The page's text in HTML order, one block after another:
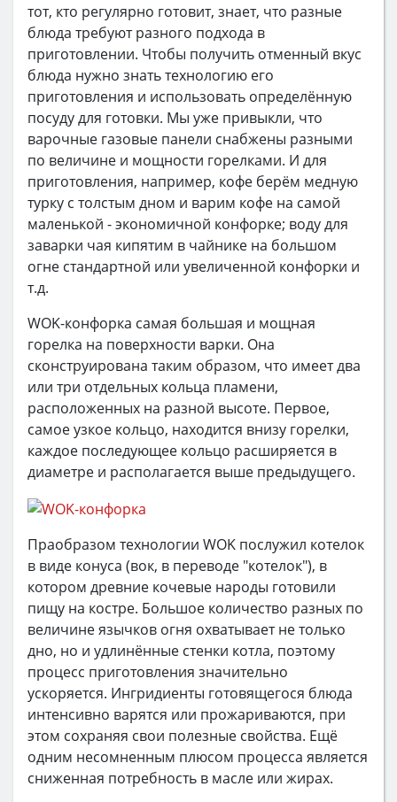
тот, кто регулярно готовит, знает, что разные
блюда требуют разного подхода в
приготовлении. Чтобы получить отменный вкус
блюда нужно знать технологию его
приготовления и использовать определённую
посуду для готовки. Мы уже привыкли, что
варочные газовые панели снабжены разными
по величине и мощности горелками. И для
приготовления, например, кофе берём медную
турку с толстым дном и варим кофе на самой
маленькой - экономичной конфорке; воду для
заварки чая кипятим в чайнике на большом
огне стандартной или увеличенной конфорки и
т.д.
WOK-конфорка самая большая и мощная
горелка на поверхности варки. Она
сконструирована таким образом, что имеет два
или три отдельных кольца пламени,
расположенных на разной высоте. Первое,
самое узкое кольцо, находится внизу горелки,
каждое последующее кольцо расширяется в
диаметре и располагается выше предыдущего.
Праобразом технологии WOK послужил котелок
в виде конуса (вок, в переводе "котелок"), в
котором древние кочевые народы готовили
пищу на костре. Большое количество разных по
величине язычков огня охватывает не только
дно, но и удлинённые стенки котла, поэтому
процесс приготовления значительно
ускоряется. Ингридиенты готовящегося блюда
интенсивно варятся или прожариваются, при
этом сохраняя свои полезные свойства. Ещё
одним несомненным плюсом процесса является
сниженная потребность в масле или жирах.